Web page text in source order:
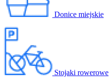
Donice miejskie
Stojaki rowerowe